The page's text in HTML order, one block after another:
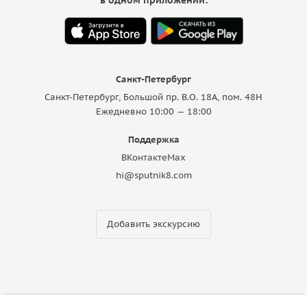
Санкт-Петербург
Санкт-Петербург, Большой пр. В.О. 18A, пом. 48Н
Ежедневно 10:00 — 18:00
Поддержка
ВКонтактеMax
hi@sputnik8.com
Добавить экскурсию